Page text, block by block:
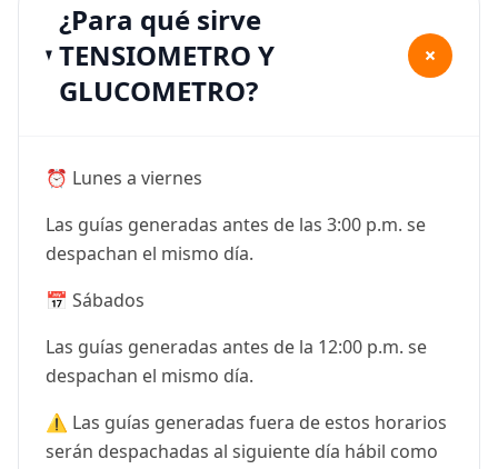
¿Para qué sirve
TENSIOMETRO Y
GLUCOMETRO?
+
⏰ Lunes a viernes
Las guías generadas antes de las 3:00 p.m. se
despachan el mismo día.
📅 Sábados
Las guías generadas antes de la 12:00 p.m. se
despachan el mismo día.
⚠️ Las guías generadas fuera de estos horarios
serán despachadas al siguiente día hábil como